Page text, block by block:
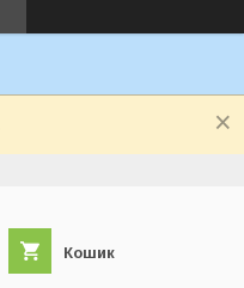
Кошик